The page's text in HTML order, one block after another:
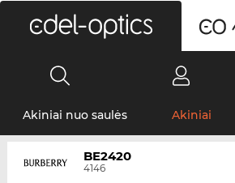
Akiniai nuo saulės Akiniai
BE2420
4146